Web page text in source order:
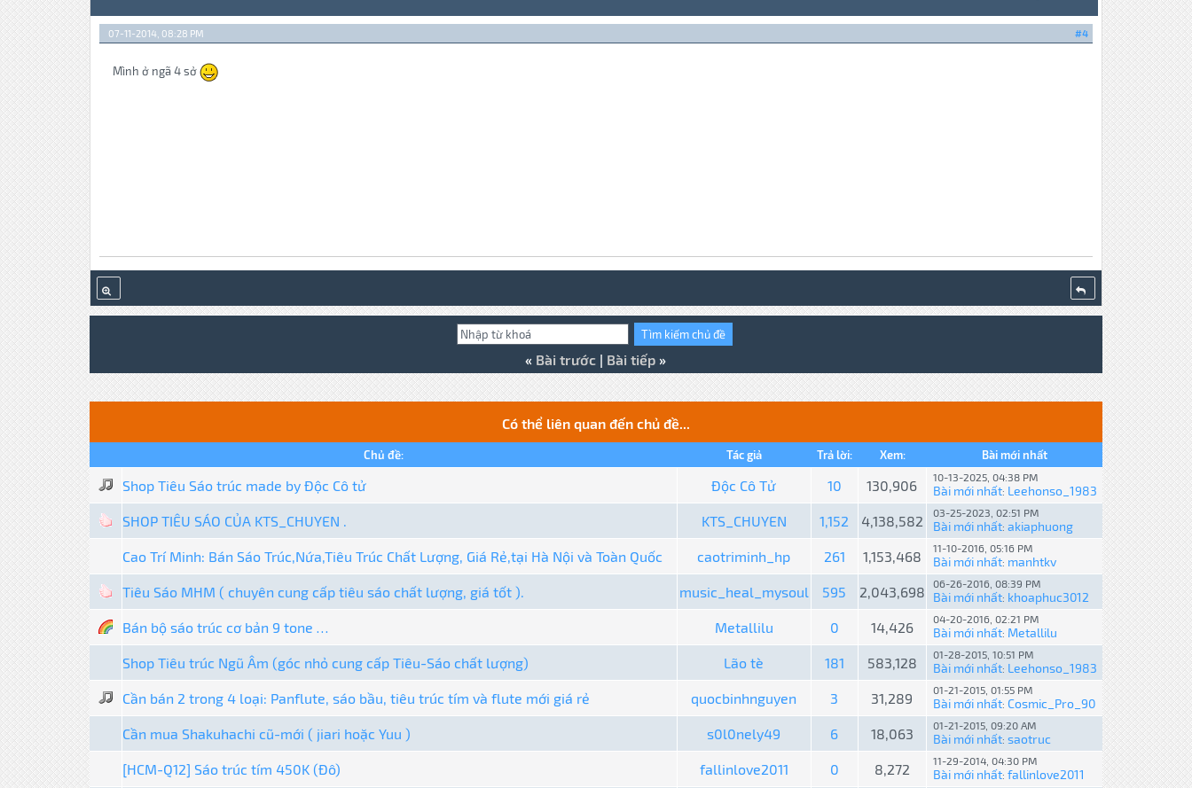
#4
07-11-2014, 08:28 PM
Mình ở ngã 4 sở
« Bài trước | Bài tiếp »
Có thể liên quan đến chủ đề...
Chủ đề: Tác giả Trả lời: Xem: Bài mới nhất
Shop Tiêu Sáo trúc made by Độc Cô tử Độc Cô Tử 10 130,906 10-13-2025, 04:38 PM
Bài mới nhất: Leehonso_1983
SHOP TIÊU SÁO CỦA KTS_CHUYEN . KTS_CHUYEN 1,152 4,138,582 03-25-2023, 02:51 PM
Bài mới nhất: akiaphuong
Cao Trí Minh: Bán Sáo Trúc,Nứa,Tiêu Trúc Chất Lượng, Giá Rẻ,tại Hà Nội và Toàn Quốc caotriminh_hp 261 1,153,468 11-10-2016, 05:16 PM
Bài mới nhất: manhtkv
Tiêu Sáo MHM ( chuyên cung cấp tiêu sáo chất lượng, giá tốt ). music_heal_mysoul 595 2,043,698 06-26-2016, 08:39 PM
Bài mới nhất: khoaphuc3012
Bán bộ sáo trúc cơ bản 9 tone … Metallilu 0 14,426 04-20-2016, 02:21 PM
Bài mới nhất: Metallilu
Shop Tiêu trúc Ngũ Âm (góc nhỏ cung cấp Tiêu-Sáo chất lượng) Lão tè 181 583,128 01-28-2015, 10:51 PM
Bài mới nhất: Leehonso_1983
Cần bán 2 trong 4 loại: Panflute, sáo bầu, tiêu trúc tím và flute mới giá rẻ quocbinhnguyen 3 31,289 01-21-2015, 01:55 PM
Bài mới nhất: Cosmic_Pro_90
Cần mua Shakuhachi cũ-mới ( jiari hoặc Yuu ) s0l0nely49 6 18,063 01-21-2015, 09:20 AM
Bài mới nhất: saotruc
[HCM-Q12] Sáo trúc tím 450K (Đô) fallinlove2011 0 8,272 11-29-2014, 04:30 PM
Bài mới nhất: fallinlove2011